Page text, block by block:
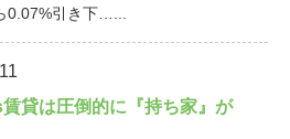
0.07%引き下…...
貸は圧倒的に『持ち家』が